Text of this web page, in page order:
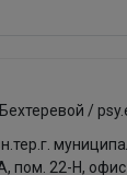
/
пом. 22-Н, офис